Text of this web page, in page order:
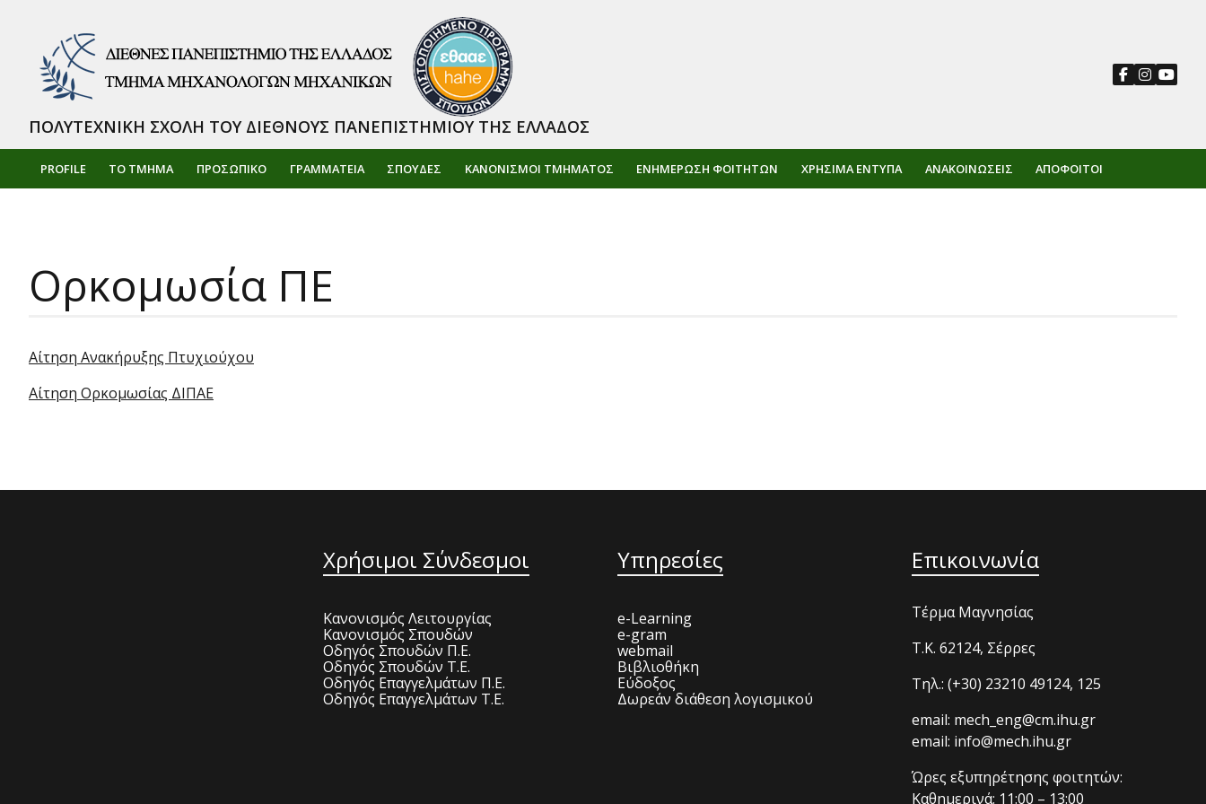
PROFILE ΤΟ ΤΜΗΜΑ ΠΡΟΣΩΠΙΚΌ ΓΡΑΜΜΑΤΕΙΑ ΣΠΟΥΔΕΣ ΚΑΝΟΝΙΣΜΟΙ ΤΜΗΜΑΤΟΣ ΕΝΗΜΈΡΩΣΗ ΦΟΙΤΗΤΏΝ ΧΡΉΣΙΜΑ ΈΝΤΥΠΑ ΑΝΑΚΟΙΝΏΣΕΙΣ ΑΠΌΦΟΙΤΟΙ
ΠΟΛΥΤΕΧΝΙΚΗ ΣΧΟΛΗ ΤΟΥ ΔΙΕΘΝΟΥΣ ΠΑΝΕΠΙΣΤΗΜΙΟΥ ΤΗΣ ΕΛΛΑΔΟΣ
Ορκομωσία ΠΕ
Αίτηση Ανακήρυξης Πτυχιούχου
Αίτηση Ορκομωσίας ΔΙΠΑΕ
Χρήσιμοι Σύνδεσμοι
Κανονισμός Λειτουργίας
Κανονισμός Σπουδών
Οδηγός Σπουδών Π.Ε.
Οδηγός Σπουδών Τ.Ε.
Οδηγός Επαγγελμάτων Π.Ε.
Οδηγός Επαγγελμάτων Τ.Ε.
Υπηρεσίες
e-Learning
e-gram
webmail
Βιβλιοθήκη
Εύδοξος
Δωρεάν διάθεση λογισμικού
Επικοινωνία
Τέρμα Μαγνησίας
T.K. 62124, Σέρρες
Τηλ.: (+30) 23210 49124, 125
email: mech_eng@cm.ihu.gr
email: info@mech.ihu.gr
Ώρες εξυπηρέτησης φοιτητών:
Καθημερινά: 11:00 – 13:00